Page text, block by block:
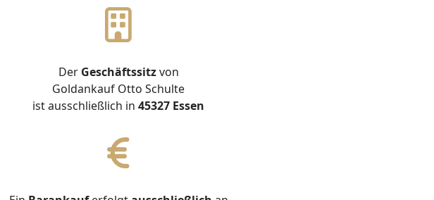
Der Geschäftssitzvon
Goldankauf Otto Schulte
ist ausschließlich in 45327 Essen